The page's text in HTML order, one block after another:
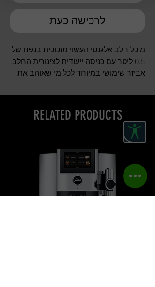
לרכישה כעת
מיכל חלב אלגנטי העשוי מזכוכית בנפח של
0.5 ליטר עם כניסה ייעודית לצינורית החלב.
אביזר שימושי במיוחד לכל מי שאוהב את
המיכל ניתן לשטיפה במדיח כלים ומשתלב
מבחינה עיצובית עם מכונות הקפה.
RELATED PRODUCTS